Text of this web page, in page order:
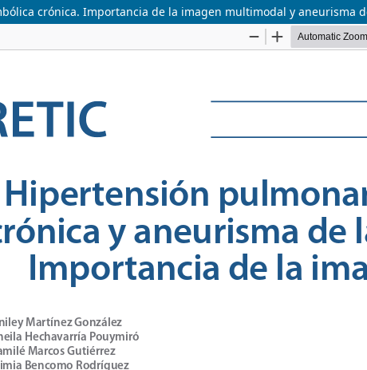
crónica. Importancia de la imagen multimodal y aneurisma